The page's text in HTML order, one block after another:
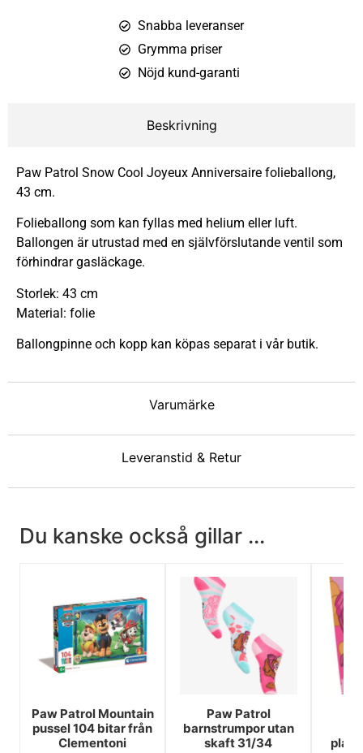
Snabba leveranser
Grymma priser
Nöjd kund-garanti
Beskrivning
Varumärke
Leveranstid & Retur
Paw Patrol Snow Cool Joyeux Anniversaire folieballong,
43 cm.
Folieballong som kan fyllas med helium eller luft.
Ballongen är utrustad med en självförslutande ventil som
förhindrar gasläckage.
Storlek: 43 cm
Material: folie
Ballongpinne och kopp kan köpas separat i vår butik.
Du kanske också gillar ...
Paw Patrol Mountain
pussel 104 bitar från
Clementoni
Paw Patrol
barnstrumpor utan
skaft 31/34